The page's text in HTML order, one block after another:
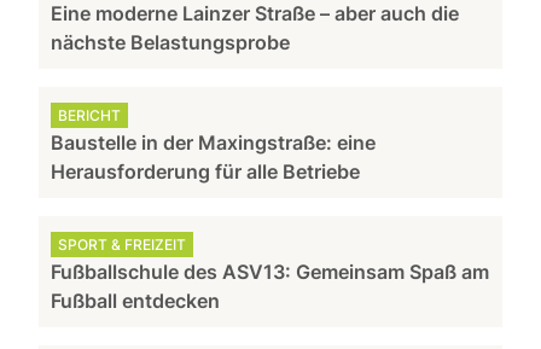
Eine moderne Lainzer Straße – aber auch die
nächste Belastungsprobe
BERICHT
Baustelle in der Maxingstraße: eine
Herausforderung für alle Betriebe
SPORT & FREIZEIT
Fußballschule des ASV13: Gemeinsam Spaß am
Fußball entdecken